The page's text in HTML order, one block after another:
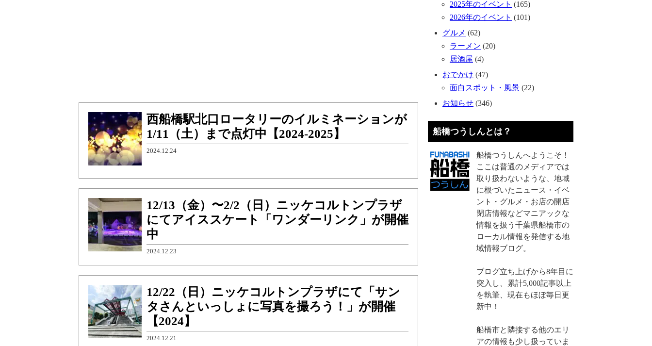
西船橋駅北口ロータリーのイルミネーションが
1/11（土）まで点灯中【2024-2025】
2024.12.24
12/13（金）〜2/2（日）ニッケコルトンプラザ
にてアイススケート「ワンダーリンク」が開催
中
2024.12.23
12/22（日）ニッケコルトンプラザにて「サン
タさんといっしょに写真を撮ろう！」が開催
【2024】
2024.12.21
2025年のイベント (165)
2026年のイベント (101)
グルメ (62)
ラーメン (20)
居酒屋 (4)
おでかけ (47)
面白スポット・風景 (22)
お知らせ (346)
船橋つうしんとは？
船橋つうしんへようこそ！
ここは普通のメディアでは
取り扱わないような、地域
に根づいたニュース・イベ
ント・グルメ・お店の開店
閉店情報などマニアックな
情報を扱う千葉県船橋市の
ローカル情報を発信する地
域情報ブログ。
ブログ立ち上げから8年目に
突入し、累計5,000記事以上
を執筆、現在もほぼ毎日更
新中！
船橋市と隣接する他のエリ
アの情報も少し扱っていま